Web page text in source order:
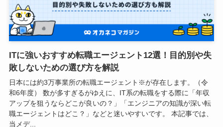
ITに強いおすすめ転職エージェント12選！目的別や失
敗しないための選び方を解説
日本には約3万事業所の転職エージェント※が存在します。（令
和6年度） 数が多すぎるがゆえに、IT系の転職をする際に「年収
アップを狙うならどこが良いの？」「エンジニアの知識が深い転
職エージェントはどこ？」などと迷いやすいです。 本記事では、
当メデ...